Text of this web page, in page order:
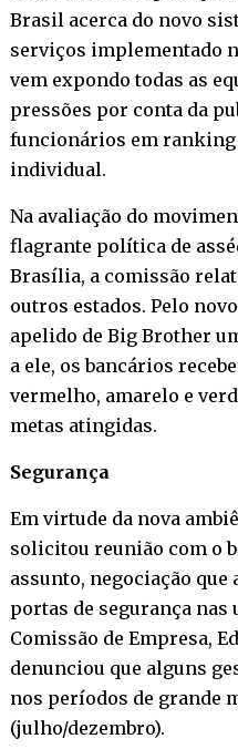
Brasil acerca do novo
serviços implementado
vem expondo todas as
pressões por conta da
funcionários em ranking
individual.
Na avaliação do
flagrante política de
Brasília, a comissão
outros estados. Pelo
apelido de Big Brother
a ele, os bancários
vermelho, amarelo e
metas atingidas.
Segurança
Em virtude da nova
solicitou reunião com o
assunto, negociação
portas de segurança nas
Comissão de Empresa,
denunciou que alguns
nos períodos de grande
(julho/dezembro).